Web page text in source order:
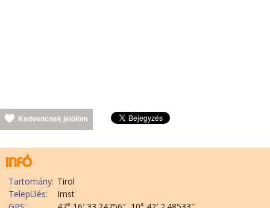
Kedvencnek jelölöm
Tartomány: Tirol
Település:
Imst